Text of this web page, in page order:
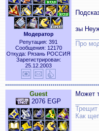
Модератор
Репутация: 391
Сообщения: 12170
Откуда: Рязань РОССИЯ
Зарегистрирован:
25.12.2003
зы
Про
Guest
2076 EGP
Может
Трещит
Как